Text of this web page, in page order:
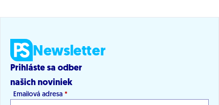
Newsletter
Prihláste sa odber
našich noviniek
Emailová adresa *